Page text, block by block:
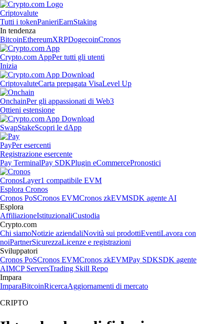
Criptovalute
Tutti i tokenPanieriEarnStaking
In tendenza
BitcoinEthereumXRPDogecoinCronos
Crypto.com AppPer tutti gli utenti
Inizia
CriptovaluteCarta prepagata VisaLevel Up
OnchainPer gli appassionati di Web3
Ottieni estensione
SwapStakeScopri le dApp
PayPer esercenti
Registrazione esercente
Pay TerminalPay SDKPlugin eCommercePronostici
CronosLayer1 compatibile EVM
Esplora Cronos
Cronos PoSCronos EVMCronos zkEVMSDK agente AI
Esplora
AffiliazioneIstituzionaliCustodia
Crypto.com
Chi siamoNotizie aziendaliNovità sui prodottiEventiLavora con
noiPartnerSicurezzaLicenze e registrazioni
Sviluppatori
Cronos PoSCronos EVMCronos zkEVMPay SDKSDK agente
AIMCP ServersTrading Skill Repo
Impara
ImparaBitcoinRicercaAggiornamenti di mercato
CRIPTO